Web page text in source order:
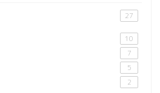
27
10
7
5
2